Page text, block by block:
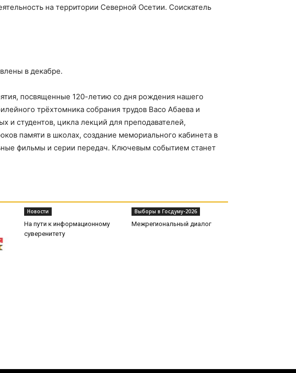
на территории Северной Осетии. Соискатель
в декабре.
посвященные 120-летию со дня рождения нашего
трёхтомника собрания трудов Васо Абаева и
и студентов, цикла лекций для преподавателей,
памяти в школах, создание мемориального кабинета в
фильмы и серии передач. Ключевым событием станет
Новости
На пути к информационному
суверенитету
Выборы в Госдуму-2026
Межрегиональный диалог